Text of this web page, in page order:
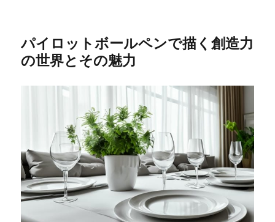
パイロットボールペンで描く創造力
の世界とその魅力